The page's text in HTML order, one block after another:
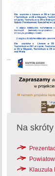
Na skróty
Klauzula